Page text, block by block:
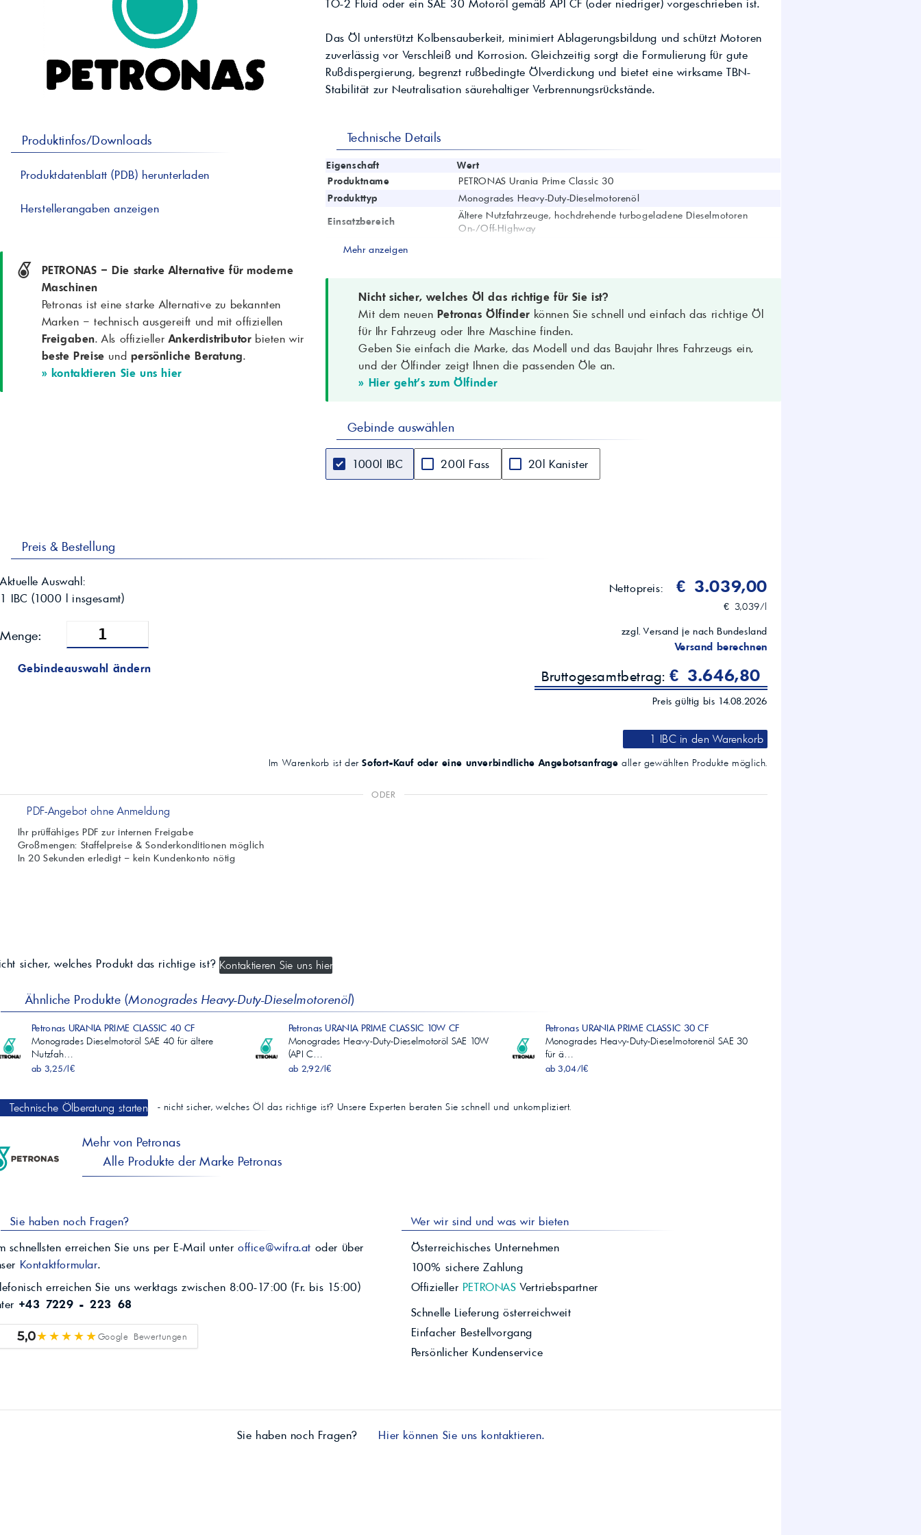
Prozessöle
Produkt anfragen Kontaktieren Sie uns!
professionelle Anwendungen.
Farbmittel für Wasch- &
Reinigungsmittelindustrie
Pigmentlösungen für Bauchemie &
In-Plant-Tinting
Landwirtschaft.
Tractor Transmission Oil
Kostenloser Maschinen-
Ölcheck
Produktinfos/Downloads
Produktdatenblatt (PDB) herunterladen
Herstellerangaben anzeigen
PETRONAS – Die starke Alternative für moderne
Maschinen
Petronas ist eine starke Alternative zu bekannten
Marken – technisch ausgereift und mit offiziellen
Freigaben. Als offiziellerAnkerdistributorbieten wir
beste Preise und persönliche Beratung.
» kontaktieren Sie uns hier
TO-2 Fluid oder ein SAE 30 Motoröl gemäß API CF (oder niedriger) vorgeschrieben ist.
Das Öl unterstützt Kolbensauberkeit, minimiert Ablagerungsbildung und schützt Motoren
zuverlässig vor Verschleiß und Korrosion. Gleichzeitig sorgt die Formulierung für gute
Rußdispergierung, begrenzt rußbedingte Ölverdickung und bietet eine wirksame TBN-
Stabilität zur Neutralisation säurehaltiger Verbrennungsrückstände.
Technische Details
Eigenschaft
Wert
Produktname
PETRONAS Urania Prime Classic 30
Produkttyp
Monogrades Heavy-Duty-Dieselmotorenöl
Einsatzbereich
Ältere Nutzfahrzeuge, hochdrehende turbogeladene Dieselmotoren
On-/Off-Highway
Weitere Anwendungen
Spezifikation
SAE-Viskosität
SAE 30
Dichte bei 15 °C
0,868 g/cm³ (ASTM D 4052)
Kinematische Viskosität
11 mm²/s (cSt) (ASTM D 445)
118 (ASTM D 2270)
> 230 °C (ASTM D 92)
Besondere Merkmale
Rußdispergierung, gute TBN-Stabilität
Vorgängerprodukt
Ersetzt Urania 500 SAE 30
Mehr anzeigen
Nicht sicher, welches Öl das richtige für Sie ist?
Mit dem neuen Petronas Ölfinder können Sie schnell und einfach das richtige Öl
für Ihr Fahrzeug oder Ihre Maschine finden.
Geben Sie einfach die Marke, das Modell und das Baujahr Ihres Fahrzeugs ein,
und der Ölfinder zeigt Ihnen die passenden Öle an.
» Hier geht's zum Ölfinder
Gebinde auswählen
1000l IBC 200l Fass 20l Kanister
Preis & Bestellung
Aktuelle Auswahl:
1 IBC (1000 l insgesamt)
Menge:
Gebindeauswahl ändern
Nettopreis: € 3.039,00
€ 3,039/l
zzgl. Versand je nach Bundesland
Versand berechnen
Bruttogesamtbetrag: € 3.646,80
Preis gültig bis 14.08.2026
1 IBCin den Warenkorb
Im Warenkorb ist derSofort-Kauf oder eine unverbindliche Angebotsanfrage aller gewählten Produkte möglich.
ODER
PDF-Angebot ohne Anmeldung
Ihr prüffähiges PDF zur internen Freigabe
Großmengen: Staffelpreise & Sonderkonditionen möglich
In 20 Sekunden erledigt – kein Kundenkonto nötig
sicher, welches Produkt das richtige ist? Kontaktieren Sie uns hier
Ähnliche Produkte (Monogrades Heavy-Duty-Dieselmotorenöl)
Petronas URANIA PRIME CLASSIC 40 CF
Monogrades Dieselmotoröl SAE 40 für ältere
Nutzfah…
ab 3,25/l€
Petronas URANIA PRIME CLASSIC 10W CF
Monogrades Heavy-Duty-Dieselmotoröl SAE 10W
(API C…
ab 2,92/l€
Petronas URANIA PRIME CLASSIC 30 CF
Monogrades Heavy-Duty-Dieselmotorenöl SAE 30
für ä…
ab 3,04/l€
Technische Ölberatung starten - nicht sicher, welches Öl das richtige ist? Unsere Experten beraten Sie schnell und unkompliziert.
Mehr von Petronas
Alle Produkte der Marke Petronas
Sie haben noch Fragen?
schnellsten erreichen Sie uns per E-Mail unteroffice@wifra.at oder über
Kontaktformular.
erreichen Sie uns werktags zwischen 8:00-17:00 (Fr. bis 15:00)
+43 7229 - 223 68
5,0★★★★★Google Bewertungen
Wer wir sind und was wir bieten
Österreichisches Unternehmen
100% sichere Zahlung
Offizieller PETRONAS Vertriebspartner
Schnelle Lieferung österreichweit
Einfacher Bestellvorgang
Persönlicher Kundenservice
Sie haben noch Fragen? Hier können Sie uns kontaktieren.